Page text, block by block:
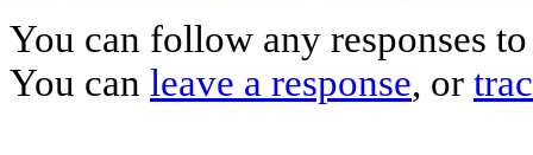
You can follow any responses
You can leave a response, or